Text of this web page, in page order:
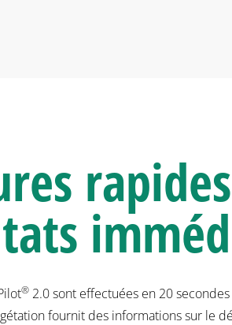
®2.0 sont effectuées en 20
fournit des informations sur le